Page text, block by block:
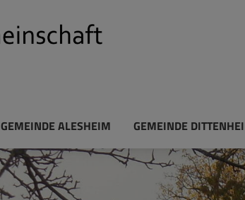
GEMEINDE ALESHEIM GEMEINDE